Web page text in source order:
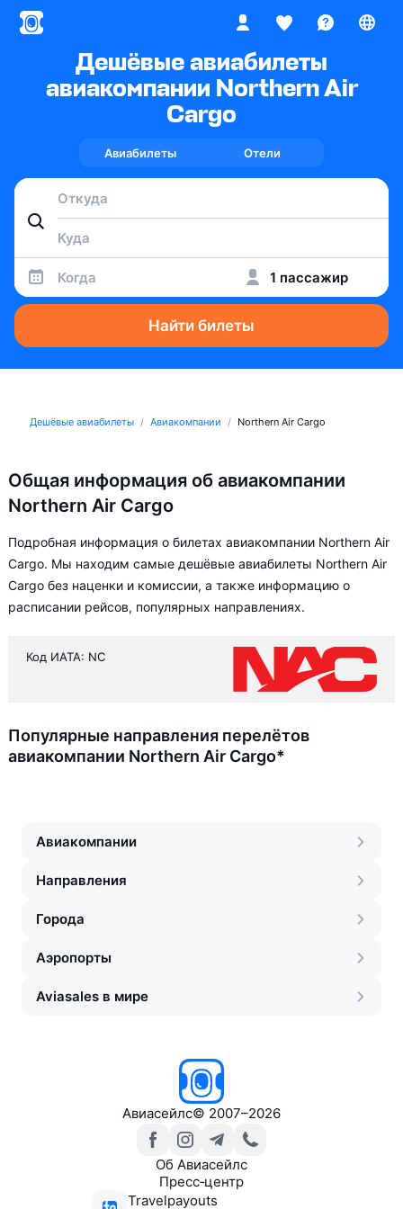
Дешёвые авиабилеты
авиакомпании Northern Air
Cargo
Авиабилеты Отели
Когда 1 пассажир
Найти билеты
Дешёвые авиабилеты Авиакомпании Northern Air Cargo
Общая информация об авиакомпании
Northern Air Cargo
Подробная информация о билетах авиакомпании Northern Air
Cargo. Мы находим самые дешёвые авиабилеты Northern Air
Cargo без наценки и комиссии, а также информацию о
расписании рейсов, популярных направлениях.
Код ИАТА: NC
Популярные направления перелётов
авиакомпании Northern Air Cargo*
Авиакомпании
Направления
Города
Аэропорты
Aviasales в мире
Авиасейлс© 2007–2026
Об Авиасейлс
Пресс‑центр
Travelpayouts